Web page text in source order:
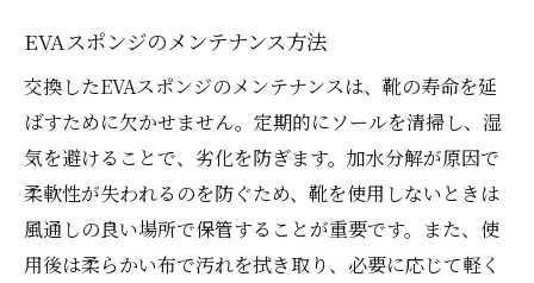
EVAスポンジのメンテナンス方法
交換したEVAスポンジのメンテナンスは、靴の寿命を延
ばすために欠かせません。定期的にソールを清掃し、湿
気を避けることで、劣化を防ぎます。加水分解が原因で
柔軟性が失われるのを防ぐため、靴を使用しないときは
風通しの良い場所で保管することが重要です。また、使
用後は柔らかい布で汚れを拭き取り、必要に応じて軽く